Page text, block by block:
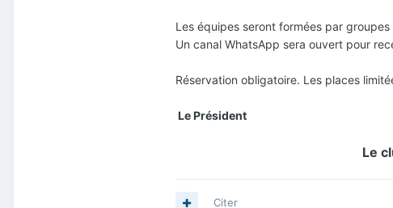
Les équipes seront formées par
Un canal WhatsApp sera ouvert pour
Réservation obligatoire. Les places
Le Président
Le
Citer